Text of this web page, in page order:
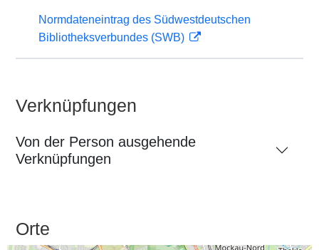
Normdateneintrag des Südwestdeutschen
Bibliotheksverbundes (SWB)
Verknüpfungen
Von der Person ausgehende
Verknüpfungen
Orte